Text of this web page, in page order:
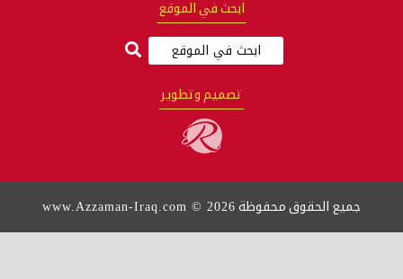
ابحث في الموقع
تصميم وتطوير
الحقوق محفوظة www.Azzaman-Iraq.com © 2026